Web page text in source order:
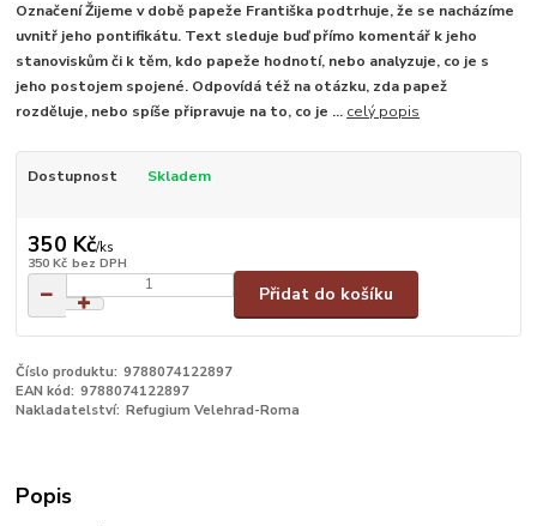
Označení Žijeme v době papeže Františka podtrhuje, že se nacházíme
uvnitř jeho pontifikátu. Text sleduje buď přímo komentář k jeho
stanoviskům či k těm, kdo papeže hodnotí, nebo analyzuje, co je s
jeho postojem spojené. Odpovídá též na otázku, zda papež
rozděluje, nebo spíše připravuje na to, co je ... celý popis
Dostupnost Skladem
350 Kč/ks
350 Kč bez DPH
Přidat do košíku
Číslo produktu: 9788074122897
EAN kód: 9788074122897
Nakladatelství: Refugium Velehrad-Roma
Popis